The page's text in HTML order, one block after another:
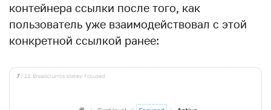
контейнера ссылки после того, как
пользователь уже взаимодействовал с этой
конкретной ссылкой ранее: